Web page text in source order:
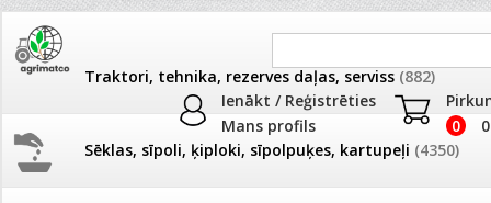
Ienākt / Reģistrēties
Mans profils
0
Traktori, tehnika, rezerves daļas, serviss (882)
Sēklas, sīpoli, ķiploki, sīpolpuķes, kartupeļi (4350)
JAUNUMI AKCIJAS